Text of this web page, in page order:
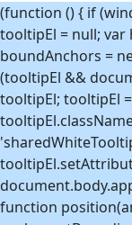
(function () { if
tooltipEl = null; var
boundAnchors =
(tooltipEl &&
tooltipEl; tooltipEl
function